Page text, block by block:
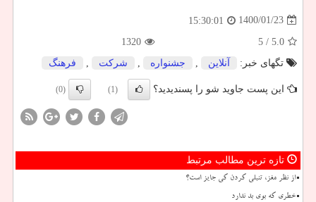
1400/01/23
15:30:01
5.0
/ 5
1320
تگهای خبر:
آنلاین جشنواره شركت فرهنگ
این پست جاوید شو را پسندیدید؟ (1)
(0)
تازه ترین مطالب مرتبط
از نظر مغز، تنبلی کردن کی جایز است؟
خطری که بوی بد ندارد